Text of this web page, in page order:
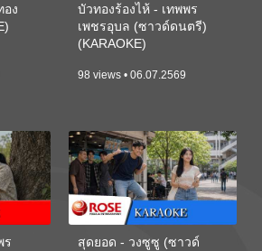
ง
บัวทองร้องไห้ - เทพพร
เพชรอุบล (ซาวด์ดนตรี)
(KARAOKE)
98 views • 06.07.2569
ร
สุดยอด - วงซูซู (ซาวด์